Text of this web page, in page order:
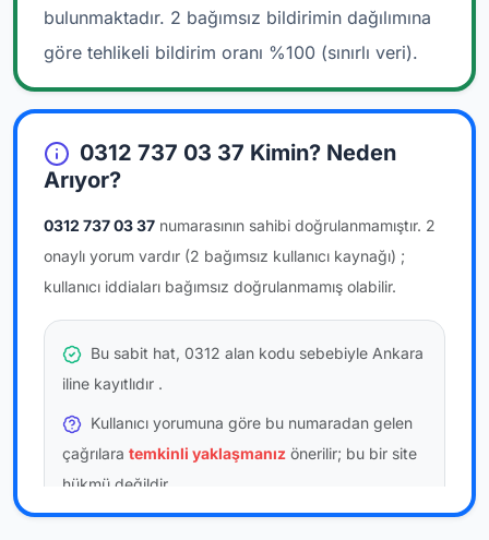
bulunmaktadır. 2 bağımsız bildirimin dağılımına
göre tehlikeli bildirim oranı %100 (sınırlı veri).
0312 737 03 37 Kimin? Neden
Arıyor?
0312 737 03 37 numarasının sahibi doğrulanmamıştır. 2
onaylı yorum vardır (2 bağımsız kullanıcı kaynağı) ;
kullanıcı iddiaları bağımsız doğrulanmamış olabilir.
Bu sabit hat, 0312 alan kodu sebebiyle Ankara
iline kayıtlıdır .
Kullanıcı yorumuna göre bu numaradan gelen
çağrılara temkinli yaklaşmanız önerilir; bu bir site
hükmü değildir.
Bu bilgiler onaylı kullanıcı bildirimlerine dayanır;